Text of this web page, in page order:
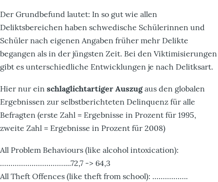
Der Grundbefund lautet: In so gut wie allen
Deliktsbereichen haben schwedische Schülerinnen und
Schüler nach eigenen Angaben früher mehr Delikte
begangen als in der jüngsten Zeit. Bei den Viktimisierungen
gibt es unterschiedliche Entwicklungen je nach Delitksart.
Hier nur ein schlaglichtartiger Auszugaus den globalen
Ergebnissen zur selbstberichteten Delinquenz für alle
Befragten (erste Zahl = Ergebnisse in Prozent für 1995,
zweite Zahl = Ergebnisse in Prozent für 2008)
All Problem Behaviours (like alcohol intoxication):
…………………………....72,7 -> 64,3
All Theft Offences (like theft from school): ……………..